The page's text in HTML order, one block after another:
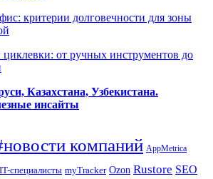
критерии долговечности для зоны
от ручных инструментов до
Казахстана, Узбекистана.
инсайты
компаний AppMetrica
IT-специалисты myTracker Ozon Rustore SEO